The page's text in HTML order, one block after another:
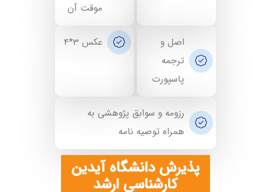
موقت آن
اصل و
ترجمه
پاسپورت
عکس 3*4
رزومه و سوابق پژوهشی به
همراه توصیه نامه
پذیرش دانشگاه آیدین
کارشناسی ارشد